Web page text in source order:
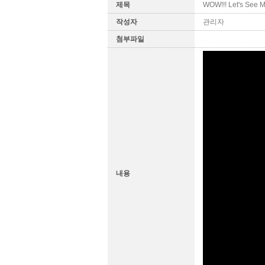
제목 WOW!!! Let's See
작성자 관리자
첨부파일
내용